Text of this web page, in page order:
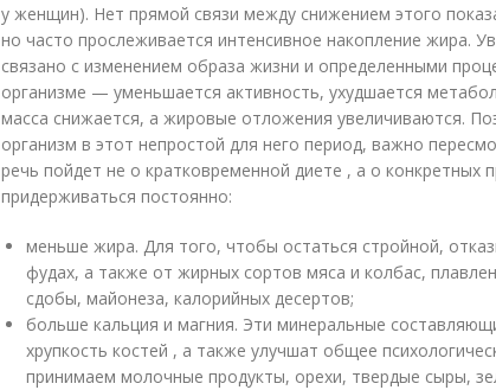
у женщин). Нет прямой связи между снижением этого
но часто прослеживается интенсивное накопление жира.
связано с изменением образа жизни и определенными
организме — уменьшается активность, ухудшается
масса снижается, а жировые отложения увеличиваются.
организм в этот непростой для него период, важно
речь пойдет не о кратковременной диете , а о конкретных
придерживаться постоянно:
меньше жира. Для того, чтобы остаться стройной,
фудах, а также от жирных сортов мяса и колбас,
сдобы, майонеза, калорийных десертов;
больше кальция и магния. Эти минеральные
хрупкость костей , а также улучшат общее
принимаем молочные продукты, орехи, твердые сыры,